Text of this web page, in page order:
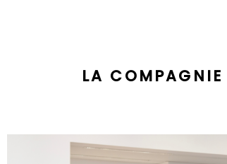
LA